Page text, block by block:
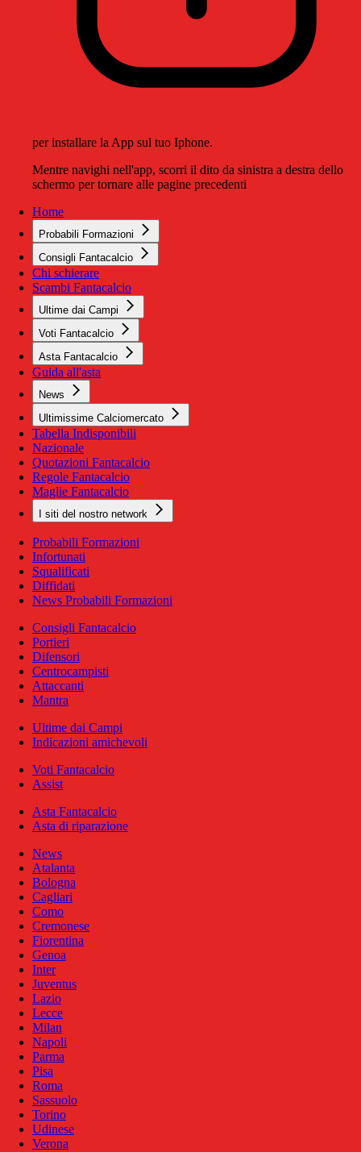
per installare la App sul tuo Iphone.
Mentre navighi nell'app, scorri il dito da sinistra a destra dello
schermo per tornare alle pagine precedenti
Home
Probabili Formazioni
Consigli Fantacalcio
Chi schierare
Scambi Fantacalcio
Ultime dai Campi
Voti Fantacalcio
Asta Fantacalcio
Guida all'asta
News
Ultimissime Calciomercato
Tabella Indisponibili
Nazionale
Quotazioni Fantacalcio
Regole Fantacalcio
Maglie Fantacalcio
I siti del nostro network
Probabili Formazioni
Infortunati
Squalificati
Diffidati
News Probabili Formazioni
Consigli Fantacalcio
Portieri
Difensori
Centrocampisti
Attaccanti
Mantra
Ultime dai Campi
Indicazioni amichevoli
Voti Fantacalcio
Assist
Asta Fantacalcio
Asta di riparazione
News
Atalanta
Bologna
Cagliari
Como
Cremonese
Fiorentina
Genoa
Inter
Juventus
Lazio
Lecce
Milan
Napoli
Parma
Pisa
Roma
Sassuolo
Torino
Udinese
Verona